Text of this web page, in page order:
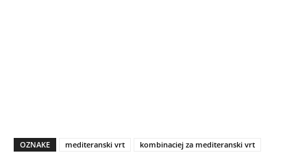
OZNAKE mediteranski vrt kombinaciej za mediteranski vrt